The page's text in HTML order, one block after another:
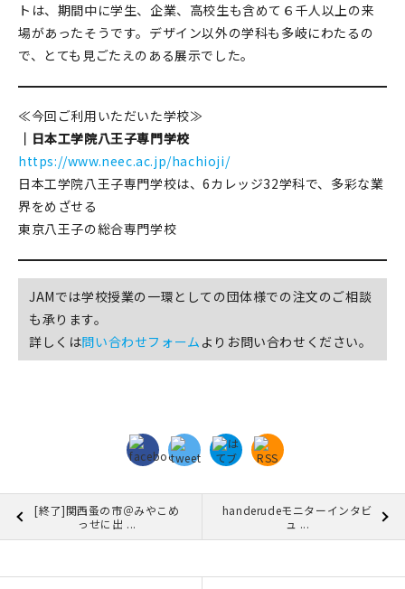
マイアカウント
カートを見る
お買い物ガイド
よくある質問
お問い合わせ
トは、期間中に学生、企業、高校生も含めて６千人以上の来
場があったそうです。デザイン以外の学科も多岐にわたるの
で、とても見ごたえのある展示でした。
≪今回ご利用いただいた学校≫
｜日本工学院八王子専門学校
https://www.neec.ac.jp/hachioji/
日本工学院八王子専門学校は、6カレッジ32学科で、多彩な業
界をめざせる
東京八王子の総合専門学校
JAMでは学校授業の一環としての団体様での注文のご相談
も承ります。
詳しくは問い合わせフォーム よりお問い合わせください。
[終了]関西蚤の市＠みやこめ
っせに出 ...
handerudeモニターインタビ
ュ ...